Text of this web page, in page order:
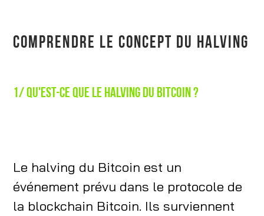
Conclusion
COMPRENDRE LE CONCEPT DU HALVING
1/ Qu'est-ce que le halving du Bitcoin ?
Le halving du Bitcoin est un
événement prévu dans le protocole de
la blockchain Bitcoin. Ils surviennent